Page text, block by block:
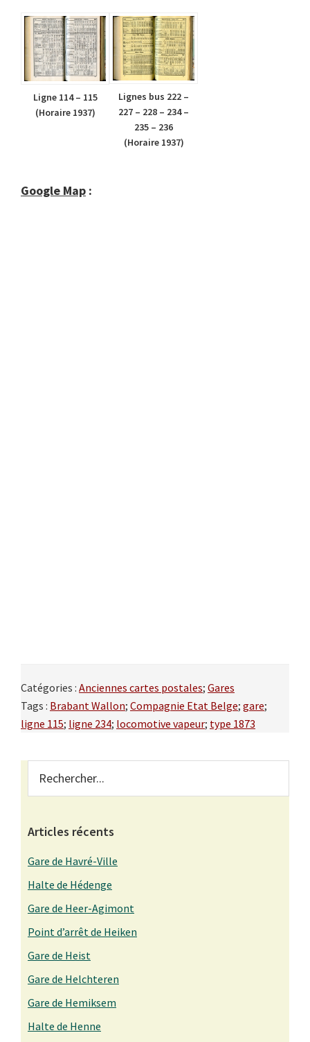
Ligne 114 – 115
(Horaire 1937)
Lignes bus 222 –
227 – 228 – 234 –
235 – 236
(Horaire 1937)
Google Map :
Catégories : Anciennes cartes postales; Gares
Tags : Brabant Wallon; Compagnie Etat Belge; gare;
ligne 115; ligne 234; locomotive vapeur; type 1873
Primary
Sidebar
Articles récents
Gare de Havré-Ville
Halte de Hédenge
Gare de Heer-Agimont
Point d’arrêt de Heiken
Gare de Heist
Gare de Helchteren
Gare de Hemiksem
Halte de Henne